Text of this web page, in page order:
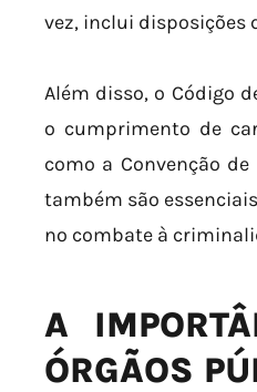
vez, inclui disposições
Além disso, o Código
o cumprimento de
como a Convenção
também são
no combate à
A
ÓRGÃOS